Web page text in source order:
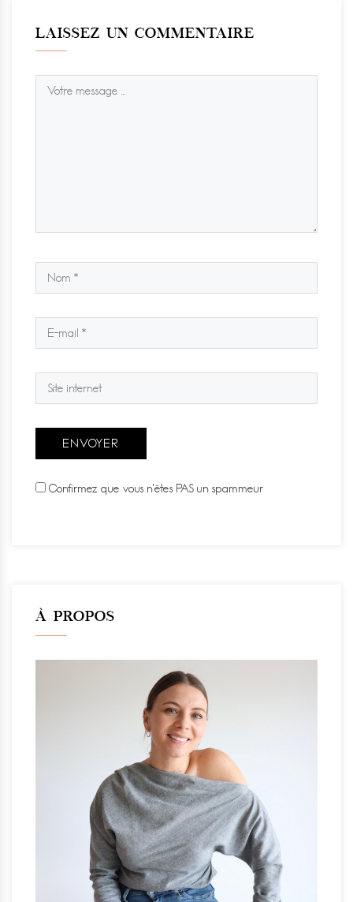
LAISSEZ UN COMMENTAIRE
Confirmez que vous n'êtes PAS un spammeur
À PROPOS